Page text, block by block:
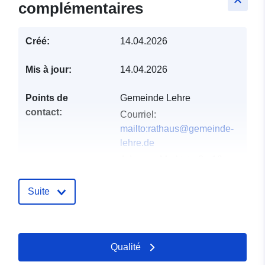
complémentaires
Créé: 14.04.2026
Mis à jour: 14.04.2026
Points de
contact:
Gemeinde Lehre
Courriel:
mailto:rathaus@gemeinde-
lehre.de
Ajoutée à data.europa.eu:
Suite
Qualité